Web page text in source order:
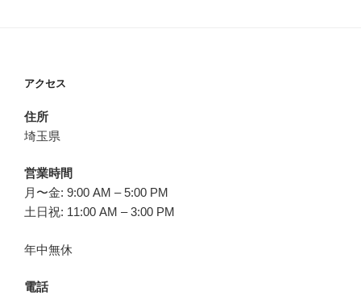
アクセス
住所
埼玉県
営業時間
月〜金: 9:00 AM – 5:00 PM
土日祝: 11:00 AM – 3:00 PM
年中無休
電話